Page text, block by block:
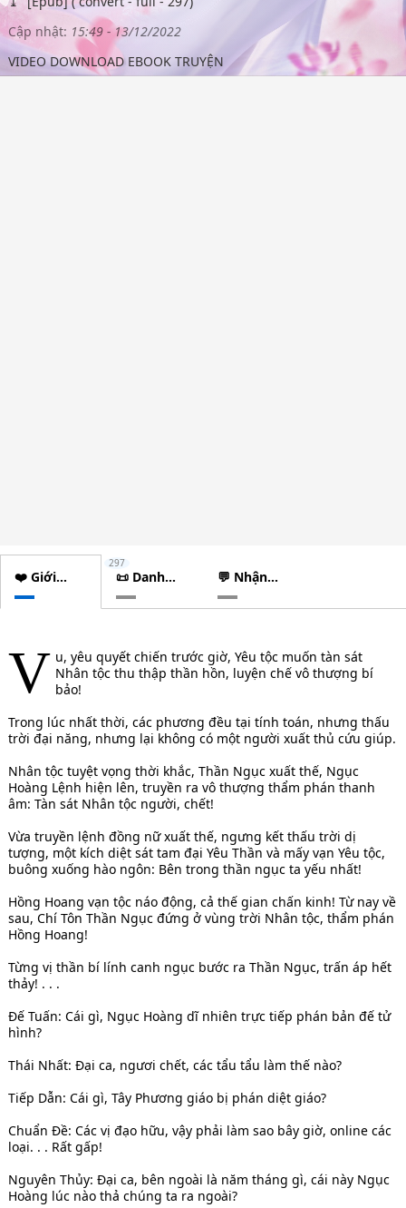
Cập nhật: 15:49 - 13/12/2022
VIDEO DOWNLOAD EBOOK TRUYỆN
❤️ Giới
thiệu
📜 Danh
sách
chương
297
💬 Nhận
xét
V u, yêu quyết chiến trước giờ, Yêu tộc muốn tàn sát
Nhân tộc thu thập thần hồn, luyện chế vô thượng bí
bảo!
Trong lúc nhất thời, các phương đều tại tính toán, nhưng thấu
trời đại năng, nhưng lại không có một người xuất thủ cứu giúp.
Nhân tộc tuyệt vọng thời khắc, Thần Ngục xuất thế, Ngục
Hoàng Lệnh hiện lên, truyền ra vô thượng thẩm phán thanh
âm: Tàn sát Nhân tộc người, chết!
Vừa truyền lệnh đồng nữ xuất thế, ngưng kết thấu trời dị
tượng, một kích diệt sát tam đại Yêu Thần và mấy vạn Yêu tộc,
buông xuống hào ngôn: Bên trong thần ngục ta yếu nhất!
Hồng Hoang vạn tộc náo động, cả thế gian chấn kinh! Từ nay về
sau, Chí Tôn Thần Ngục đứng ở vùng trời Nhân tộc, thẩm phán
Hồng Hoang!
Từng vị thần bí lính canh ngục bước ra Thần Ngục, trấn áp hết
thảy! . . .
Đế Tuấn: Cái gì, Ngục Hoàng dĩ nhiên trực tiếp phán bản đế tử
hình?
Thái Nhất: Đại ca, ngươi chết, các tẩu tẩu làm thế nào?
Tiếp Dẫn: Cái gì, Tây Phương giáo bị phán diệt giáo?
Chuẩn Đề: Các vị đạo hữu, vậy phải làm sao bây giờ, online các
loại. . . Rất gấp!
Nguyên Thủy: Đại ca, bên ngoài là năm tháng gì, cái này Ngục
Hoàng lúc nào thả chúng ta ra ngoài?